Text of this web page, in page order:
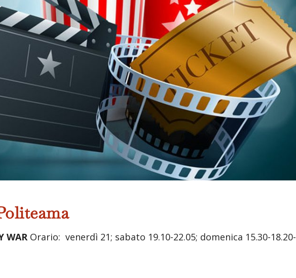
WAR Orario: venerdì 21; sabato 19.10-22.05; domenica 15.30-18.20-